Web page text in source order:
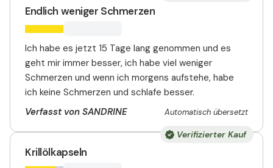
Endlich weniger Schmerzen
Ich habe es jetzt 15 Tage lang genommen und es
geht mir immer besser, ich habe viel weniger
Schmerzen und wenn ich morgens aufstehe, habe
ich keine Schmerzen und schlafe besser.
Verfasst von SANDRINE
Automatisch übersetzt
Verifizierter Kauf
Krillölkapseln